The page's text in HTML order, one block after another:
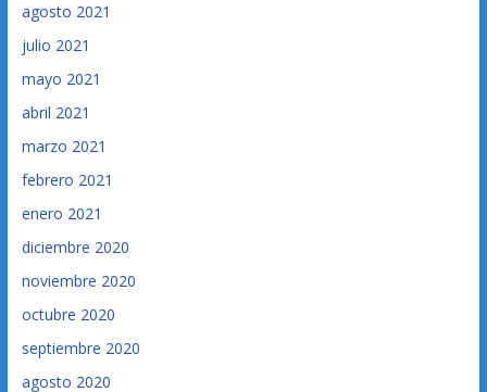
agosto 2021
julio 2021
mayo 2021
abril 2021
marzo 2021
febrero 2021
enero 2021
diciembre 2020
noviembre 2020
octubre 2020
septiembre 2020
agosto 2020